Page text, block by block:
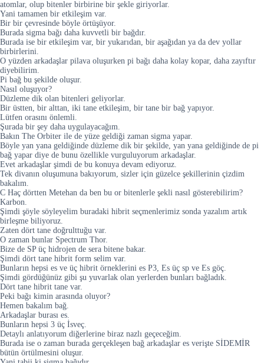
atomlar, olup bitenler birbirine bir şekle giriyorlar.
Yani tamamen bir etkileşim var.
Bir bir çevresinde böyle örtüşüyor.
Burada sigma bağı daha kuvvetli bir bağdır.
Burada ise bir etkileşim var, bir yukarıdan, bir aşağıdan ya da dev yollar
birbirlerini.
O yüzden arkadaşlar pilava oluşurken pi bağı daha kolay kopar, daha zayıftır
diyebilirim.
Pi bağ bu şekilde oluşur.
Nasıl oluşuyor?
Düzleme dik olan bitenleri geliyorlar.
Bir üstten, bir alttan, iki tane etkileşim, bir tane bir bağ yapıyor.
Lütfen orasını önlemli.
Şurada bir şey daha uygulayacağım.
Bakın The Orbiter ile de yüze geldiği zaman sigma yapar.
Böyle yan yana geldiğinde düzleme dik bir şekilde, yan yana geldiğinde de pi
bağ yapar diye de bunu özellikle vurguluyorum arkadaşlar.
Evet arkadaşlar şimdi de bu konuya devam ediyoruz.
Tek divanın oluşumuna bakıyorum, sizler için güzelce şekillerinin çizdim
bakalım.
C Haç dörtten Metehan da ben bu or bitenlerle şekli nasıl gösterebilirim?
Karbon.
Şimdi şöyle söyleyelim buradaki hibrit seçmenlerimiz sonda yazalım artık
birleşme biliyoruz.
Zaten dört tane doğrulttuğu var.
O zaman bunlar Spectrum Thor.
Bize de SP üç hidrojen de sera bitene bakar.
Şimdi dört tane hibrit form selim var.
Bunların hepsi es ve üç hibrit örneklerini es P3, Es üç sp ve Es göç.
Şimdi gördüğünüz gibi şu yuvarlak olan yerlerden bunları bağladık.
Dört tane hibrit tane var.
Peki bağı kimin arasında oluyor?
Hemen bakalım bağ.
Arkadaşlar burası es.
Bunların hepsi 3 üç İsveç.
Detaylı anlatıyorum diğerlerine biraz nazlı geçeceğim.
Burada ise o zaman burada gerçekleşen bağ arkadaşlar es verişte SİDEMİR
bütün örtülmesini oluşur.